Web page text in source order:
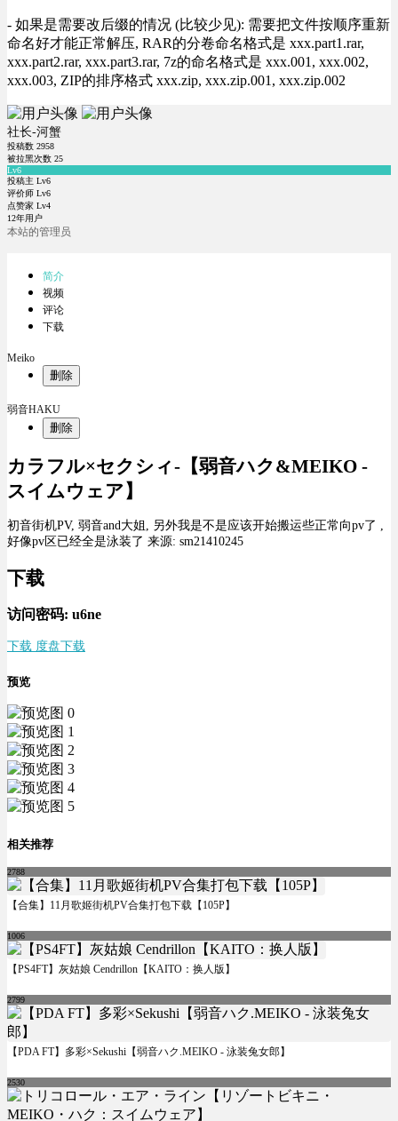
- 如果是需要改后缀的情况 (比较少见): 需要把文件按顺序重新
命名好才能正常解压, RAR的分卷命名格式是 xxx.part1.rar,
xxx.part2.rar, xxx.part3.rar, 7z的命名格式是 xxx.001, xxx.002,
xxx.003, ZIP的排序格式 xxx.zip, xxx.zip.001, xxx.zip.002
社长-河蟹
投稿数 2958
被拉黑次数 25
Lv6
投稿主 Lv6
评价师 Lv6
点赞家 Lv4
12年用户
本站的管理员
简介
视频
评论
下载
Meiko
删除
弱音HAKU
删除
カラフル×セクシィ-【弱音ハク&MEIKO -
スイムウェア】
初音街机PV, 弱音and大姐, 另外我是不是应该开始搬运些正常向pv了 ,
好像pv区已经全是泳装了 来源: sm21410245
下载
访问密码: u6ne
下载 度盘下载
预览
相关推荐
2788
【合集】11月歌姬街机PV合集打包下载【105P】
1006
【PS4FT】灰姑娘 Cendrillon【KAITO：换人版】
2799
【PDA FT】多彩×Sekushi【弱音ハク.MEIKO - 泳装兔女郎】
2530